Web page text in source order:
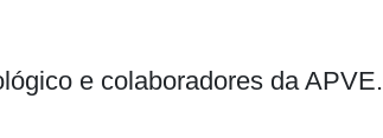
e colaboradores da APVE.